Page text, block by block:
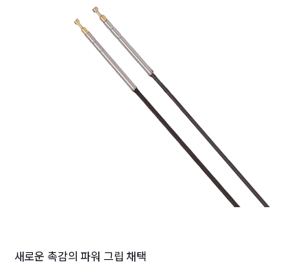
새로운 촉감의 파워 그립 채택